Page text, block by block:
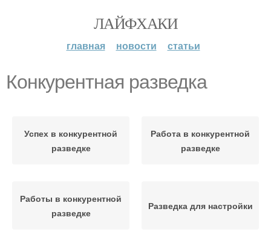
ЛАЙФХАКИ
главная новости статьи
Конкурентная разведка
Успех в конкурентной
разведке
Работа в конкурентной
разведке
Работы в конкурентной
разведке
Разведка для настройки